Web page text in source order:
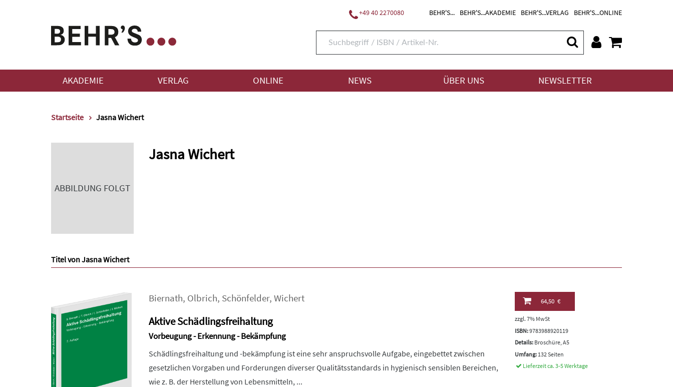
+49 40 2270080 BEHR'S... BEHR'S...AKADEMIE BEHR'S...VERLAG BEHR'S...ONLINE
AKADEMIE VERLAG ONLINE NEWS ÜBER UNS NEWSLETTER
Startseite Jasna Wichert
ABBILDUNG FOLGT
Jasna Wichert
Titel von Jasna Wichert
Biernath, Olbrich, Schönfelder, Wichert
Aktive Schädlingsfreihaltung
Vorbeugung - Erkennung - Bekämpfung
Schädlingsfreihaltung und -bekämpfung ist eine sehr anspruchsvolle Aufgabe, eingebettet zwischen
gesetzlichen Vorgaben und Forderungen diverser Qualitätsstandards in hygienisch sensiblen Bereichen,
wie z. B. der Herstellung von Lebensmitteln, ...
64,50 €
zzgl. 7% MwSt
ISBN:9783988920119
Details: Broschüre, A5
Umfang: 132 Seiten
Lieferzeit ca. 3-5 Werktage